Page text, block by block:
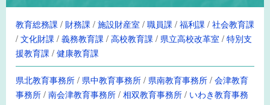
教育総務課 / 財務課 /施設財産室 /職員課 /福利課 /社会教育課
/文化財課 /義務教育課 /高校教育課 / 県立高校改革室 /特別支
援教育課 /健康教育課
県北教育事務所/ 県中教育事務所/ 県南教育事務所/会津教育
事務所/南会津教育事務所/相双教育事務所/ いわき教育事務